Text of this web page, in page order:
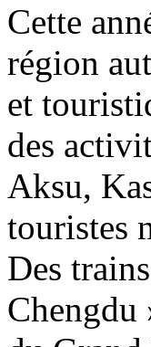
Cette
région
et
des
Aksu,
touristes
Des
Chengdu